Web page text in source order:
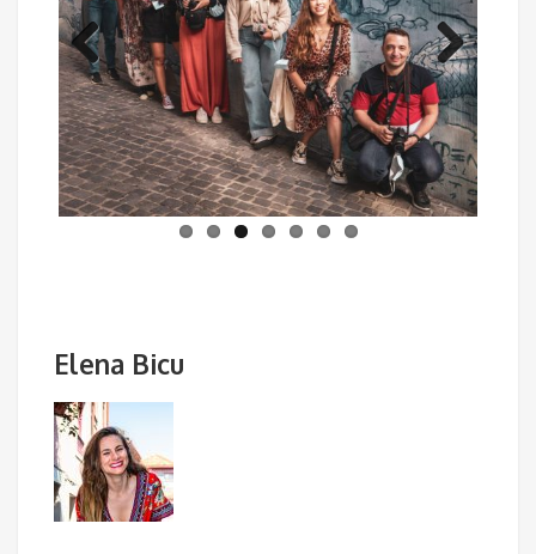
Previous Next
Elena Bicu